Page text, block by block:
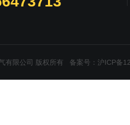
有限公司 版权所有 备案号：沪ICP备